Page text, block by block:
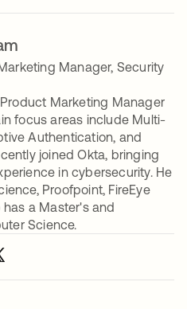
Manager, Security
Marketing Manager
focus areas include Multi-
Authentication, and
joined Okta, bringing
in cybersecurity. He
Proofpoint, FireEye
a Master's and
Science.